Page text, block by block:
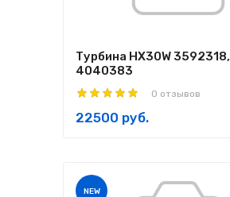
Турбина HX30W 3592318,
4040383
0 отзывов
22500 руб.
NEW